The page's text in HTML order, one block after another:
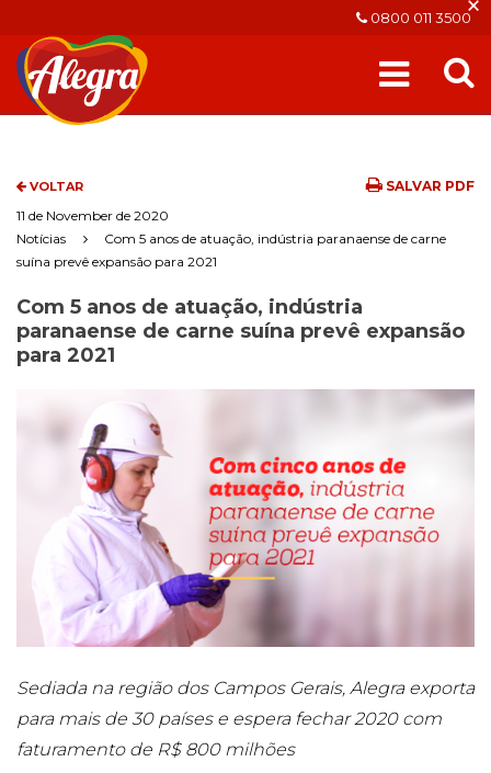
0800 011 3500
VOLTAR
SALVAR PDF
11 de November de 2020
Notícias
Com 5 anos de atuação, indústria paranaense de carne
suína prevê expansão para 2021
Com 5 anos de atuação, indústria
paranaense de carne suína prevê expansão
para 2021
Sediada na região dos Campos Gerais, Alegra exporta
para mais de 30 países e espera fechar 2020 com
faturamento de R$ 800 milhões
Estes cookies
para o
funcionamento